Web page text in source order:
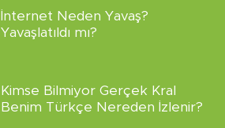
İnternet Neden Yavaş?
Yavaşlatıldı mı?
Kimse Bilmiyor Gerçek Kral
Benim Türkçe Nereden İzlenir?